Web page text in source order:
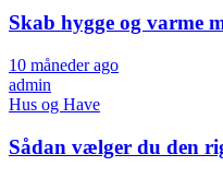
Skab hygge og varme
10 måneder ago
admin
Hus og Have
Sådan vælger du den